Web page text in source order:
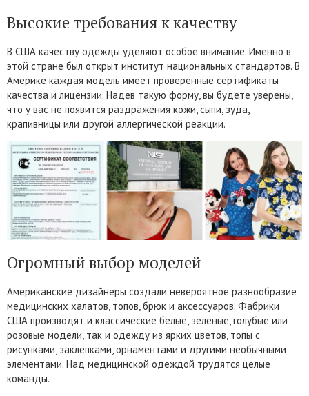
Высокие требования к качеству
В США качеству одежды уделяют особое внимание. Именно в
этой стране был открыт институт национальных стандартов. В
Америке каждая модель имеет проверенные сертификаты
качества и лицензии. Надев такую форму, вы будете уверены,
что у вас не появится раздражения кожи, сыпи, зуда,
крапивницы или другой аллергической реакции.
Огромный выбор моделей
Американские дизайнеры создали невероятное разнообразие
медицинских халатов, топов, брюк и аксессуаров. Фабрики
США производят и классические белые, зеленые, голубые или
розовые модели, так и одежду из ярких цветов, топы с
рисунками, заклепками, орнаментами и другими необычными
элементами. Над медицинской одеждой трудятся целые
команды.